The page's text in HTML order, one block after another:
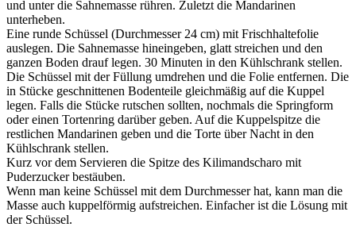
und unter die Sahnemasse rühren. Zuletzt die Mandarinen
unterheben.
Eine runde Schüssel (Durchmesser 24 cm) mit Frischhaltefolie
auslegen. Die Sahnemasse hineingeben, glatt streichen und den
ganzen Boden drauf legen. 30 Minuten in den Kühlschrank stellen.
Die Schüssel mit der Füllung umdrehen und die Folie entfernen. Die
in Stücke geschnittenen Bodenteile gleichmäßig auf die Kuppel
legen. Falls die Stücke rutschen sollten, nochmals die Springform
oder einen Tortenring darüber geben. Auf die Kuppelspitze die
restlichen Mandarinen geben und die Torte über Nacht in den
Kühlschrank stellen.
Kurz vor dem Servieren die Spitze des Kilimandscharo mit
Puderzucker bestäuben.
Wenn man keine Schüssel mit dem Durchmesser hat, kann man die
Masse auch kuppelförmig aufstreichen. Einfacher ist die Lösung mit
der Schüssel.